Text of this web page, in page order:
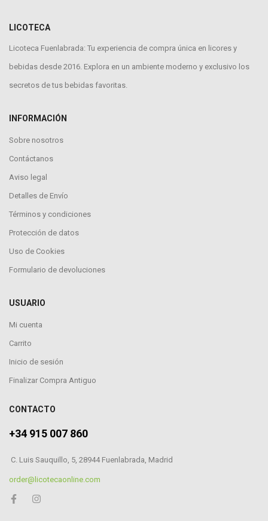
LICOTECA
Licoteca Fuenlabrada: Tu experiencia de compra única en licores y
bebidas desde 2016. Explora en un ambiente moderno y exclusivo los
secretos de tus bebidas favoritas.
INFORMACIÓN
Sobre nosotros
Contáctanos
Aviso legal
Detalles de Envío
Términos y condiciones
Protección de datos
Uso de Cookies
Formulario de devoluciones
USUARIO
Mi cuenta
Carrito
Inicio de sesión
Finalizar Compra Antiguo
CONTACTO
+34 915 007 860
C. Luis Sauquillo, 5, 28944 Fuenlabrada, Madrid
order@licotecaonline.com